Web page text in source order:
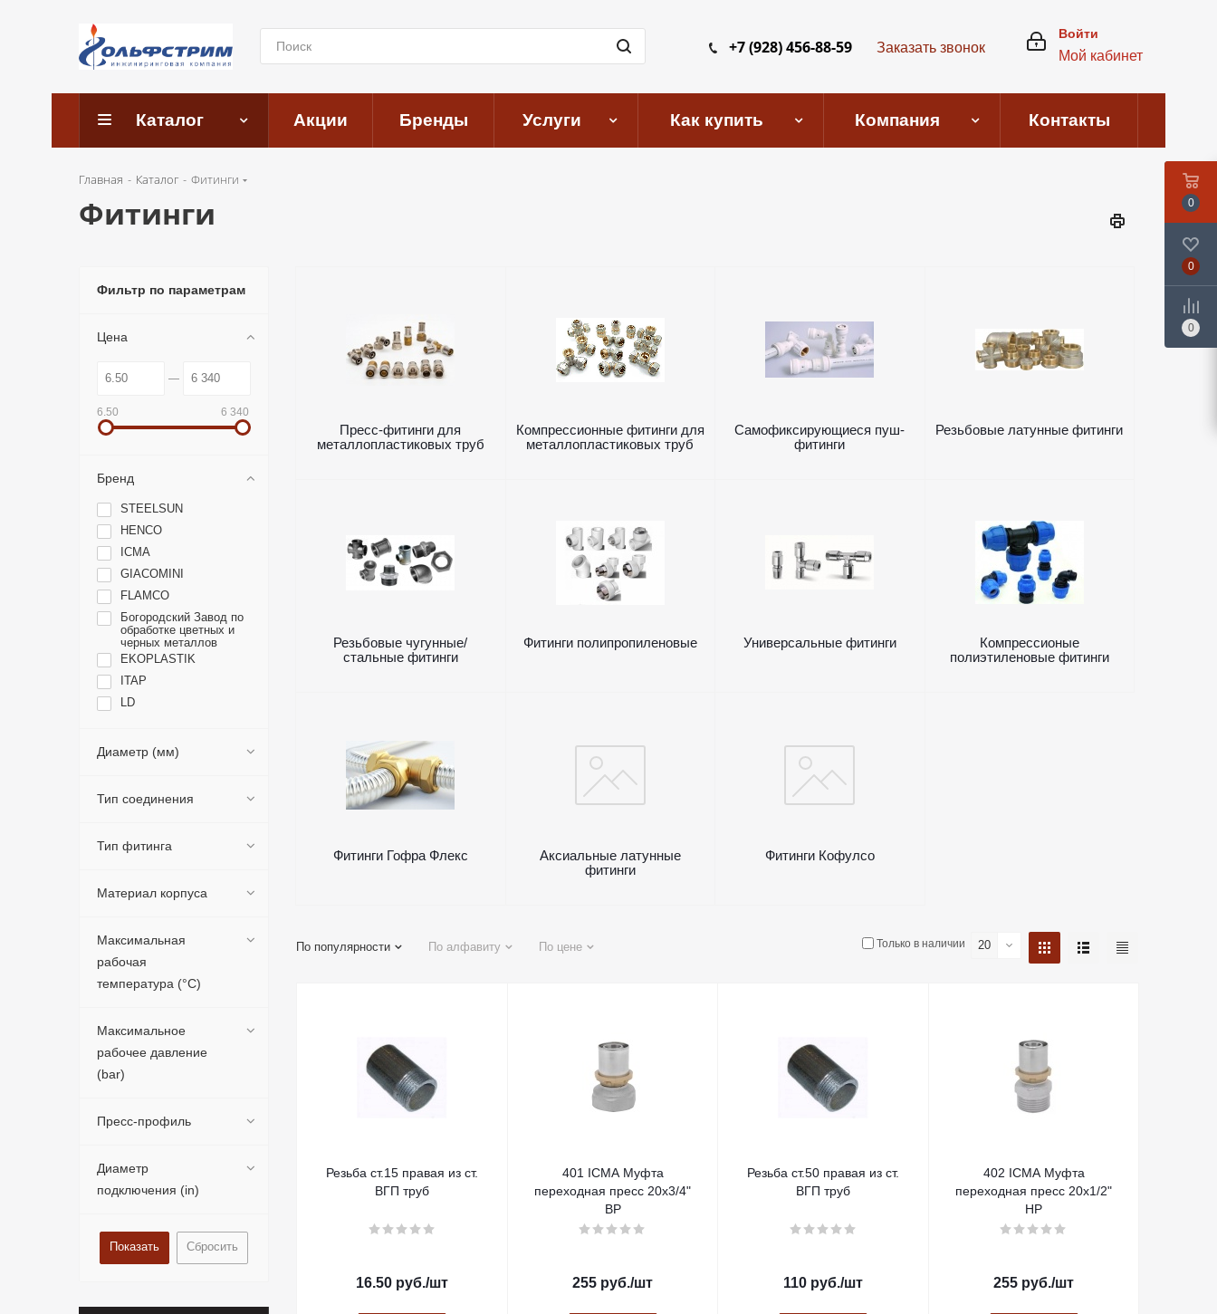
Войти
Мой кабинет
+7 (928) 456-88-59 Заказать звонок
Каталог Акции Бренды Услуги Как купить Компания Контакты
Главная - Каталог - Фитинги
Фитинги
Пресс-фитинги для
металлопластиковых труб
Компрессионные фитинги для
металлопластиковых труб
Самофиксирующиеся пуш-
фитинги
Резьбовые латунные фитинги
Резьбовые чугунные/
стальные фитинги
Фитинги полипропиленовые Универсальные фитинги
Компрессионые
полиэтиленовые фитинги
Фитинги Гофра Флекс
Аксиальные латунные
фитинги
Фитинги Кофулсо
По популярности По алфавиту По цене 20
Только в наличии
Резьба ст.15 правая из ст.
ВГП труб
16.50 руб./шт
401 ICMA Муфта
переходная пресс 20х3/4"
ВР
255 руб./шт
Резьба ст.50 правая из ст.
ВГП труб
110 руб./шт
402 ICMA Муфта
переходная пресс 20х1/2"
НР
255 руб./шт
Фильтр по параметрам
Цена
6.50 6 340
Бренд
STEELSUN
HENCO
ICMA
GIACOMINI
FLAMCO
Богородский Завод по
обработке цветных и
черных металлов
EKOPLASTIK
ITAP
LD
Диаметр (мм)
Тип соединения
Тип фитинга
Материал корпуса
Максимальная
рабочая
температура (°C)
Максимальное
рабочее давление
(bar)
Пресс-профиль
Диаметр
подключения (in)
Сбросить
0
0
0